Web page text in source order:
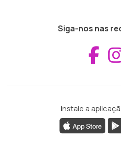
Siga-nos nas
Instale a